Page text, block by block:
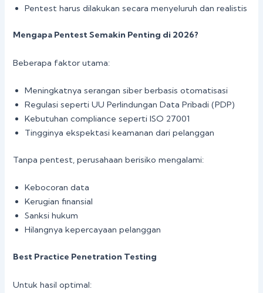
Pentest harus dilakukan secara menyeluruh dan realistis
Mengapa Pentest Semakin Penting di 2026?
Beberapa faktor utama:
Meningkatnya serangan siber berbasis otomatisasi
Regulasi seperti UU Perlindungan Data Pribadi (PDP)
Kebutuhan compliance seperti ISO 27001
Tingginya ekspektasi keamanan dari pelanggan
Tanpa pentest, perusahaan berisiko mengalami:
Kebocoran data
Kerugian finansial
Sanksi hukum
Hilangnya kepercayaan pelanggan
Best Practice Penetration Testing
Untuk hasil optimal: